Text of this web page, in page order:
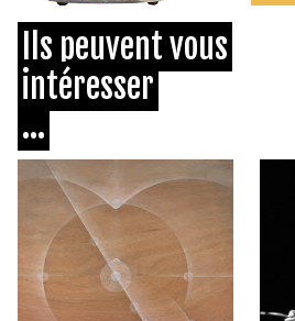
Ils peuvent vous
intéresser
...